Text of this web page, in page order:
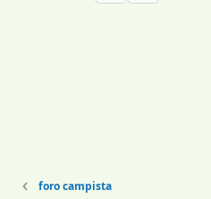
foro campista